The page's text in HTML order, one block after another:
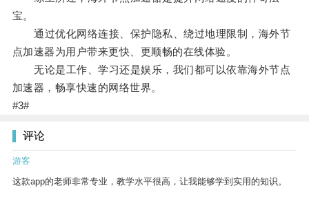
宝。
通过优化网络连接、保护隐私、绕过地理限制，海外节
点加速器为用户带来更快、更顺畅的在线体验。
无论是工作、学习还是娱乐，我们都可以依靠海外节点
加速器，畅享快速的网络世界。
#3#
评论
游客
这款app的老师非常专业，教学水平很高，让我能够学到实用的知识。